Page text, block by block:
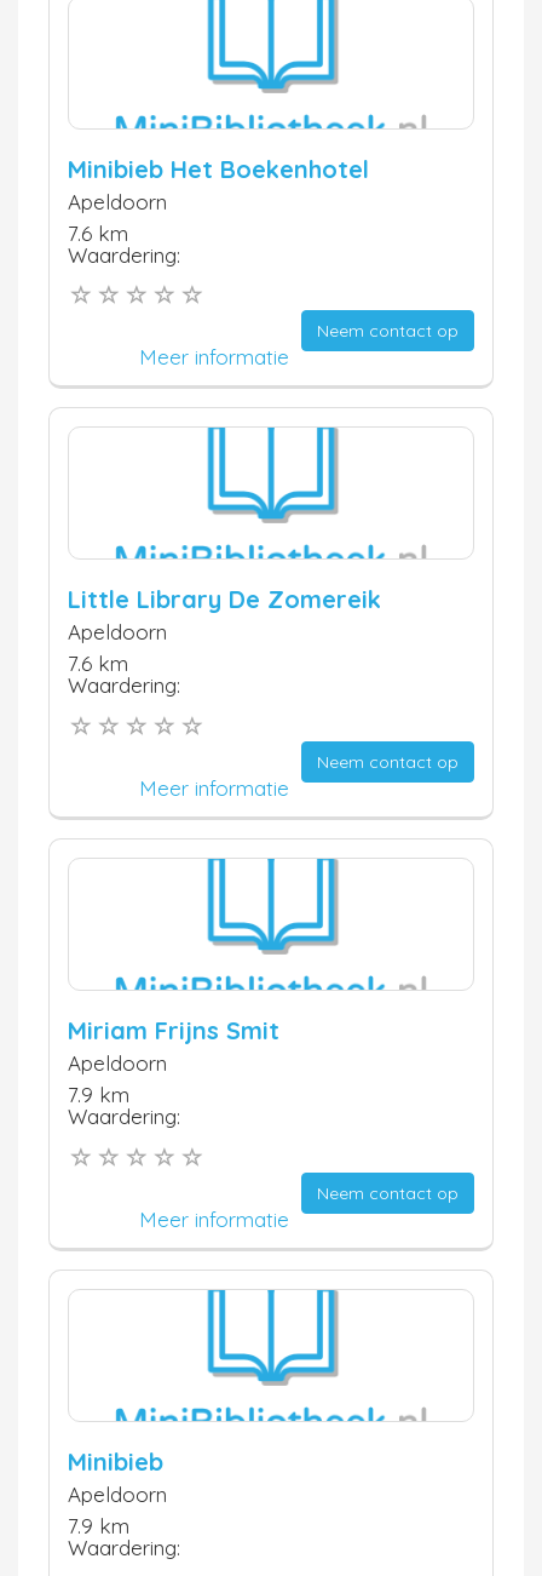
Minibieb Het Boekenhotel
Apeldoorn
7.6 km
Waardering:
Neem contact op
Meer informatie
Little Library De Zomereik
Apeldoorn
7.6 km
Waardering:
Neem contact op
Meer informatie
Miriam Frijns Smit
Apeldoorn
7.9 km
Waardering:
Neem contact op
Meer informatie
Minibieb
Apeldoorn
7.9 km
Waardering: